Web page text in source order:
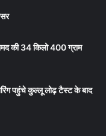
की 34 किलो 400 ग्राम
पहुंचे कुल्लू लोढ़ टैस्ट के बाद